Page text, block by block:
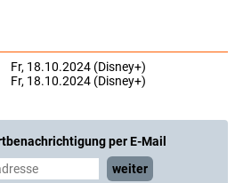
Fr, 18.10.2024 (Disney+)
Fr, 18.10.2024 (Disney+)
per E-Mail
weiter